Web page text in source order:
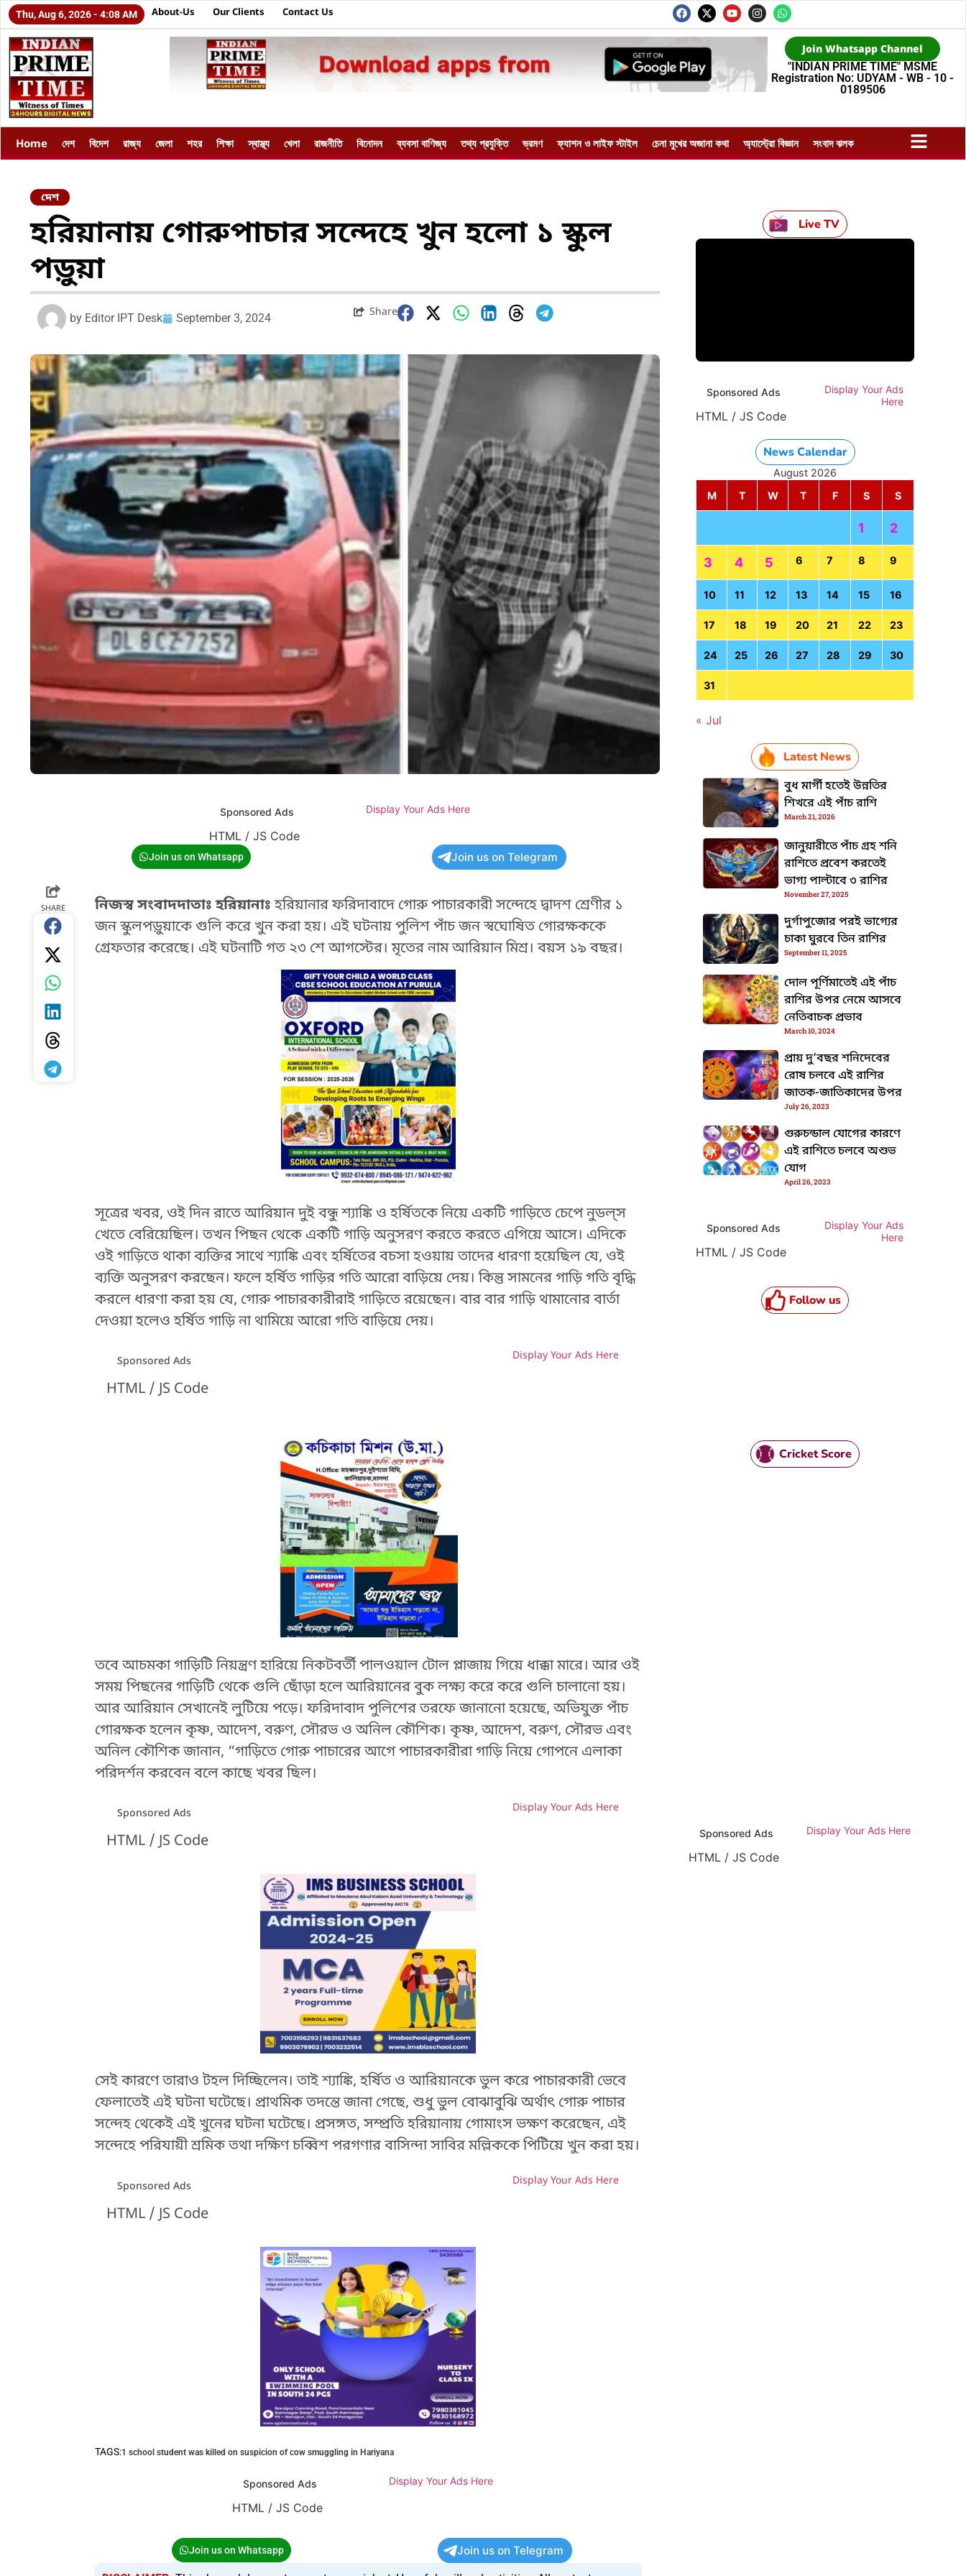
Thu, Aug 6, 2026 - 4:08 AM About-Us Our Clients Contact Us
Join Whatsapp Channel
"INDIAN PRIME TIME" MSME
Registration No: UDYAM - WB - 10 -
0189506
Home দেশ বিদেশ রাজ্য জেলা শহর শিক্ষা স্বাস্থ্য খেলা রাজনীতি বিনোদন ব্যবসা বাণিজ্য তথ্য প্রযুক্তি ভ্রমণ ফ্যাশন ও লাইফ স্টাইল চেনা মুখের অজানা কথা অ্যাস্ট্রো বিজ্ঞান সংবাদ ঝলক
দেশ
হরিয়ানায় গোরুপাচার সন্দেহে খুন হলো ১ স্কুল
পড়ুয়া
by Editor IPT Desk September 3, 2024
Share
Sponsored Ads Display Your Ads Here
HTML / JS Code HTML / JS Code
Join us on Whatsapp Join us on Telegram
SHARE নিজস্ব সংবাদদাতাঃ হরিয়ানাঃহরিয়ানার ফরিদাবাদে গোরু পাচারকারী সন্দেহে দ্বাদশ শ্রেণীর ১
জন স্কুলপড়ুয়াকে গুলি করে খুন করা হয়। এই ঘটনায় পুলিশ পাঁচ জন স্বঘোষিত গোরক্ষককে
গ্রেফতার করেছে। এই ঘটনাটি গত ২৩ শে আগস্টের। মৃতের নাম আরিয়ান মিশ্র। বয়স ১৯ বছর।
সূত্রের খবর, ওই দিন রাতে আরিয়ান দুই বন্ধু শ্যাঙ্কি ও হর্ষিতকে নিয়ে একটি গাড়িতে চেপে নুডল্‌স
খেতে বেরিয়েছিল। তখন পিছন থেকে একটি গাড়ি অনুসরণ করতে করতে এগিয়ে আসে। এদিকে
ওই গাড়িতে থাকা ব্যক্তির সাথে শ্যাঙ্কি এবং হর্ষিতের বচসা হওয়ায় তাদের ধারণা হয়েছিল যে, ওই
ব্যক্তি অনুসরণ করছেন। ফলে হর্ষিত গাড়ির গতি আরো বাড়িয়ে দেয়। কিন্তু সামনের গাড়ি গতি বৃদ্ধি
করলে ধারণা করা হয় যে, গোরু পাচারকারীরাই গাড়িতে রয়েছেন। বার বার গাড়ি থামানোর বার্তা
দেওয়া হলেও হর্ষিত গাড়ি না থামিয়ে আরো গতি বাড়িয়ে দেয়।
Sponsored Ads Display Your Ads Here
HTML / JS Code
তবে আচমকা গাড়িটি নিয়ন্ত্রণ হারিয়ে নিকটবর্তী পালওয়াল টোল প্লাজায় গিয়ে ধাক্কা মারে। আর ওই
সময় পিছনের গাড়িটি থেকে গুলি ছোঁড়া হলে আরিয়ানের বুক লক্ষ্য করে করে গুলি চালানো হয়।
আর আরিয়ান সেখানেই লুটিয়ে পড়ে। ফরিদাবাদ পুলিশের তরফে জানানো হয়েছে, অভিযুক্ত পাঁচ
গোরক্ষক হলেন কৃষ্ণ, আদেশ, বরুণ, সৌরভ ও অনিল কৌশিক। কৃষ্ণ, আদেশ, বরুণ, সৌরভ এবং
অনিল কৌশিক জানান, “গাড়িতে গোরু পাচারের আগে পাচারকারীরা গাড়ি নিয়ে গোপনে এলাকা
পরিদর্শন করবেন বলে কাছে খবর ছিল।
Sponsored Ads Display Your Ads Here
HTML / JS Code HTML / JS Code
সেই কারণে তারাও টহল দিচ্ছিলেন। তাই শ্যাঙ্কি, হর্ষিত ও আরিয়ানকে ভুল করে পাচারকারী ভেবে
ফেলাতেই এই ঘটনা ঘটেছে। প্রাথমিক তদন্তে জানা গেছে, শুধু ভুল বোঝাবুঝি অর্থাৎ গোরু পাচার
সন্দেহ থেকেই এই খুনের ঘটনা ঘটেছে। প্রসঙ্গত, সম্প্রতি হরিয়ানায় গোমাংস ভক্ষণ করেছেন, এই
সন্দেহে পরিযায়ী শ্রমিক তথা দক্ষিণ চব্বিশ পরগণার বাসিন্দা সাবির মল্লিককে পিটিয়ে খুন করা হয়।
Sponsored Ads Display Your Ads Here
HTML / JS Code
TAGS:1 school student was killed on suspicion of cow smuggling in Hariyana
Sponsored Ads Display Your Ads Here
HTML / JS Code
Join us on Whatsapp Join us on Telegram
Live TV
Sponsored Ads
Display Your Ads
Here
HTML / JS Code HTML / JS Code
News Calendar
August 2026
M
T W T F S S
1 2
3 4 5 6 7 8 9
10 11 12 13 14 15 16
17 18 19 20 21 22 23
24 25 26 27 28 29 30
31
« Jul
Latest News
বুধ মার্গী হতেই উন্নতির
শিখরে এই পাঁচ রাশি
March 21, 2026
জানুয়ারীতে পাঁচ গ্রহ শনি
রাশিতে প্রবেশ করতেই
ভাগ্য পাল্টাবে ৩ রাশির
November 27, 2025
দুর্গাপুজোর পরই ভাগ্যের
চাকা ঘুরবে তিন রাশির
September 11, 2025
দোল পূর্ণিমাতেই এই পাঁচ
রাশির উপর নেমে আসবে
নেতিবাচক প্রভাব
March 10, 2024
প্রায় দু’বছর শনিদেবের
রোষ চলবে এই রাশির
জাতক-জাতিকাদের উপর
July 26, 2023
গুরুচন্ডাল যোগের কারণে
এই রাশিতে চলবে অশুভ
যোগ
April 26, 2023
Sponsored Ads
Display Your Ads
Here
HTML / JS Code HTML / JS Code
Follow us
Cricket Score
Sponsored Ads Display Your Ads Here
HTML / JS Code